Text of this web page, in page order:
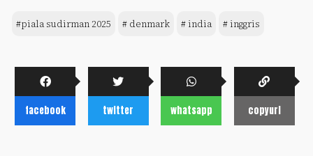
#piala sudirman 2025 # denmark # india # inggris
facebook twitter whatsapp copyurl